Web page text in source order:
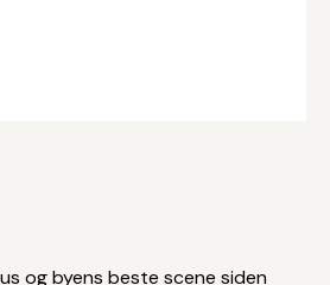
og byens beste scene siden